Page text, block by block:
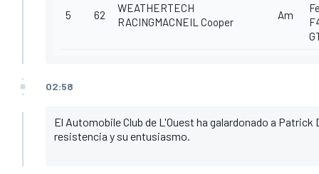
5 62
WEATHERTECH
RACINGMACNEIL Cooper
Am
02:58
El Automobile Club de L'Ouest ha galardonado a
resistencia y su entusiasmo.